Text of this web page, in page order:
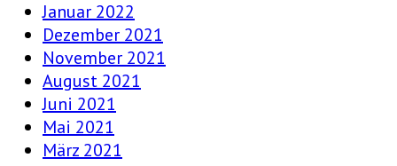
Januar 2022
Dezember 2021
November 2021
August 2021
Juni 2021
Mai 2021
März 2021